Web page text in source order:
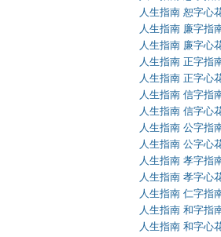
人生指南 恕字心
人生指南 廉字指
人生指南 廉字心
人生指南 正字指
人生指南 正字心
人生指南 信字指
人生指南 信字心
人生指南 公字指
人生指南 公字心
人生指南 孝字指
人生指南 孝字心
人生指南 仁字指
人生指南 和字指
人生指南 和字心